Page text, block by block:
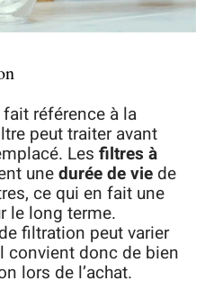
référence à la
peut traiter avant
Les filtres à
unedurée de vie de
ce qui en fait une
le long terme.
filtration peut varier
convient donc de bien
lors de l’achat.